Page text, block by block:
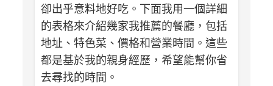
卻出乎意料地好吃。下面我用一個詳細
的表格來介紹幾家我推薦的餐廳，包括
地址、特色菜、價格和營業時間。這些
都是基於我的親身經歷，希望能幫你省
去尋找的時間。